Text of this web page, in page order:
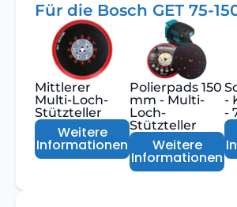
Für die Bosch GET 75-
Mittlerer
Multi-Loch-
Stützteller
Weitere
Informationen
Polierpads 150
mm - Multi-
Loch-
Stützteller
Weitere
Informationen
-
-